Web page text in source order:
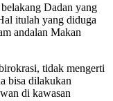
Dadan yang
itulah yang diduga
andalan Makan
tidak mengerti
bisa dilakukan
di kawasan